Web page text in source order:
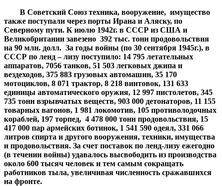
В Советский Союз техника, вооружение, имущество
также поступали через порты Ирана и Аляску, по
Северному пути. К июлю 1942г. в СССР из США и
Великобритании завезено 392 тыс. тонн продовольствия
на 90 млн. долл. За годы войны (по 30 сентября 1945г.), в
СССР по ленд – лизу поступило: 14 795 летательных
аппаратов, 7056 танков, 51 503 легковых джипа и
вездеходов, 375 883 грузовых автомашин, 35 170
мотоциклов, 8 071 трактор, 8 218 винтовок, 131 633
единицы автоматического оружия, 12 997 пистолетов, 345
735 тонн взрывчатых веществ, 903 000 детонаторов, 11 155
товарных вагонов, 1 981 локомотив, 105 противолодочных
кораблей, 197 торпед, 4 478 000 тонн продовольствия, 15
417 000 пар армейских ботинок, 1 541 590 одеял, 331 066
литров спирта и другого вооружения, техники, имущества
и продовольствия. За счет поставок по ленд-лизу ежегодно
(в течении войны) удавалось высвободить из производства
около 600 тысяч человек и тем самым сокращать
работников тыла, увеличивая численность сражавшихся
на фронте.